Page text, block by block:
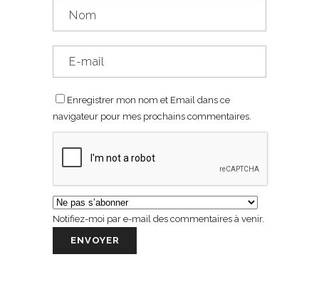
Enregistrer mon nom et Email dans ce
navigateur pour mes prochains commentaires.
Notifiez-moi par e-mail des commentaires à venir.